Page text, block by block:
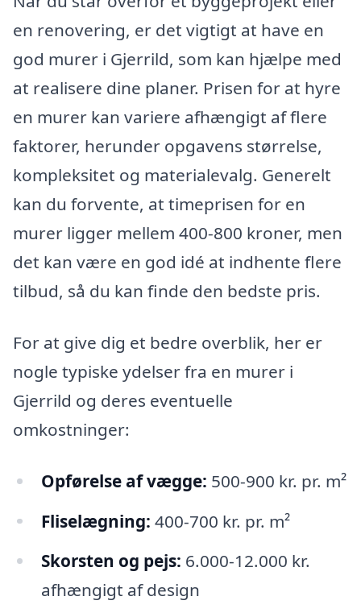
en renovering, er det vigtigt at have en
god murer i Gjerrild, som kan hjælpe med
at realisere dine planer. Prisen for at hyre
en murer kan variere afhængigt af flere
faktorer, herunder opgavens størrelse,
kompleksitet og materialevalg. Generelt
kan du forvente, at timeprisen for en
murer ligger mellem 400-800 kroner, men
det kan være en god idé at indhente flere
tilbud, så du kan finde den bedste pris.
For at give dig et bedre overblik, her er
nogle typiske ydelser fra en murer i
Gjerrild og deres eventuelle
omkostninger:
Opførelse af vægge: 500-900 kr. pr. m²
Fliselægning: 400-700 kr. pr. m²
Skorsten og pejs: 6.000-12.000 kr.
afhængigt af design